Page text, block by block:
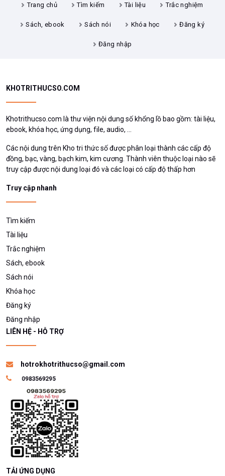
Trang chủ Tìm kiếm Tài liệu Trắc nghiệm
Sách, ebook Sách nói Khóa học Đăng ký
Đăng nhập
KHOTRITHUCSO.COM
Khotrithucso.com là thư viện nội dung số khổng lồ bao gồm: tài liệu,
ebook, khóa học, ứng dụng, file, audio, ...
Các nội dung trên Kho tri thức số được phân loại thành các cấp độ
đồng, bạc, vàng, bạch kim, kim cương. Thành viên thuộc loại nào sẽ
truy cập được nội dung loại đó và các loại có cấp độ thấp hơn
Truy cập nhanh
Tìm kiếm
Tài liệu
Trắc nghiệm
Sách, ebook
Sách nói
Khóa học
Đăng ký
Đăng nhập
LIÊN HỆ - HỖ TRỢ
hotrokhotrithucso@gmail.com
TẢI ỨNG DỤNG